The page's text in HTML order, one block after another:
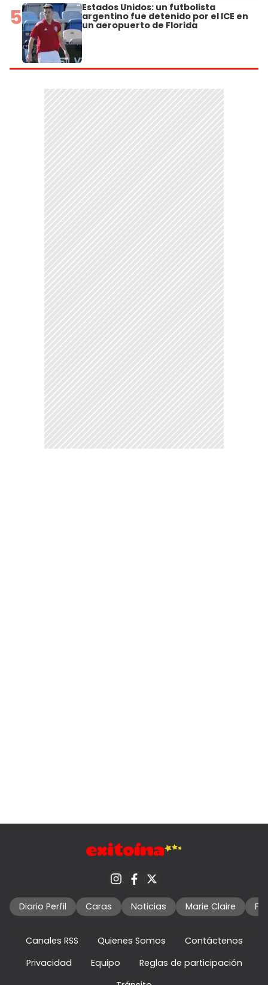
5 Estados Unidos: un futbolista
argentino fue detenido por el ICE en
un aeropuerto de Florida
Diario Perfil Caras Noticias Marie Claire
Canales RSS Quienes Somos
Contáctenos
Privacidad
Equipo
Reglas de participación